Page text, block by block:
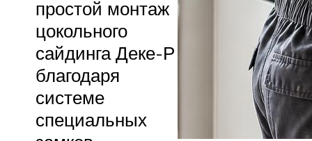
простой монтаж
цокольного
сайдинга Деке-Р
благодаря
системе
специальных